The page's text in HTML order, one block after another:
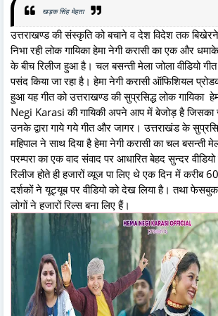
खड़क सिंह मेहता
उत्तराखण्ड की संस्कृति को बचाने व देश विदेश तक
निभा रही लोक गायिका हेमा नेगी करासी का एक और
के बीच रिलीज हुआ है। चल बसन्ती मेला जोला वीडियो गीत
पसंद किया जा रहा है। हेमा नेगी करासी ऑफिशियल
हुआ यह गीत को उत्तराखण्ड की सुप्रसिद्ध लोक गायिका
Negi Karasi की गायिकी अपने आप में बेजोड़ है जिसका
उनके द्वारा गाये गये गीत और जागर। उत्तराखंड के
महिपाल ने साथ दिया है हेमा नेगी करासी का चल बसन्ती
परम्परा का एक वाद संवाद पर आधारित बेहद सुन्दर
रिलीज होते ही हजारों व्यूज पा लिए थे एक दिन में करीब
दर्शकों ने यूट्यूब पर वीडियो को देख लिया है। तथा
लोगों ने हजारों रिल्स बना लिए हैं।